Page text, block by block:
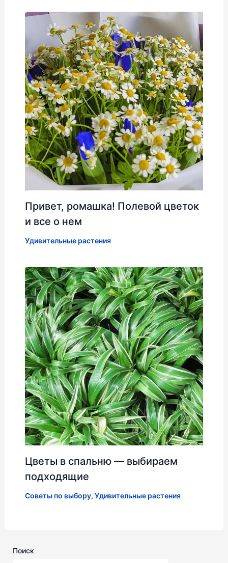
Привет, ромашка! Полевой цветок
и все о нем
Удивительные растения
Цветы в спальню — выбираем
подходящие
Советы по выбору, Удивительные растения
Поиск